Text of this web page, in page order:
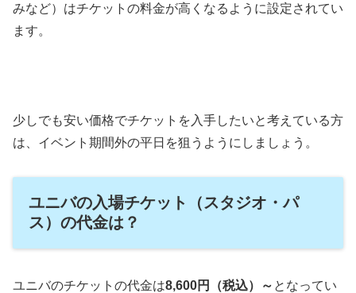
みなど）はチケットの料金が高くなるように設定されてい
ます。
少しでも安い価格でチケットを入手したいと考えている方
は、イベント期間外の平日を狙うようにしましょう。
ユニバの入場チケット（スタジオ・パ
ス）の代金は？
ユニバのチケットの代金は8,600円（税込）～ となってい